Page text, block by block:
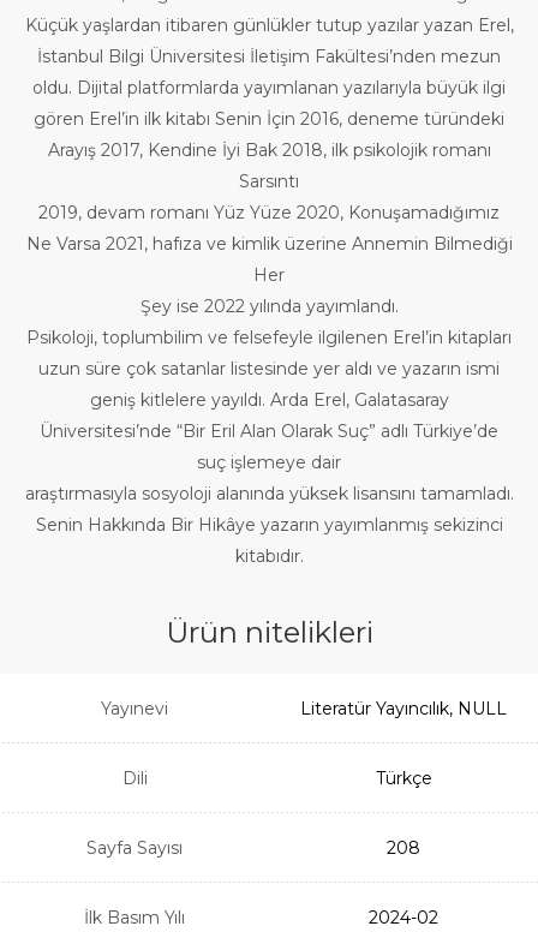
Küçük yaşlardan itibaren günlükler tutup yazılar yazan Erel,
İstanbul Bilgi Üniversitesi İletişim Fakültesi’nden mezun
oldu. Dijital platformlarda yayımlanan yazılarıyla büyük ilgi
gören Erel’in ilk kitabı Senin İçin 2016, deneme türündeki
Arayış 2017, Kendine İyi Bak 2018, ilk psikolojik romanı
Sarsıntı
2019, devam romanı Yüz Yüze 2020, Konuşamadığımız
Ne Varsa 2021, hafıza ve kimlik üzerine Annemin Bilmediği
Her
Şey ise 2022 yılında yayımlandı.
Psikoloji, toplumbilim ve felsefeyle ilgilenen Erel’in kitapları
uzun süre çok satanlar listesinde yer aldı ve yazarın ismi
geniş kitlelere yayıldı. Arda Erel, Galatasaray
Üniversitesi’nde “Bir Eril Alan Olarak Suç” adlı Türkiye’de
suç işlemeye dair
araştırmasıyla sosyoloji alanında yüksek lisansını tamamladı.
Senin Hakkında Bir Hikâye yazarın yayımlanmış sekizinci
kitabıdır.
Ürün nitelikleri
Yayınevi Literatür Yayıncılık, NULL
Dili Türkçe
Sayfa Sayısı 208
İlk Basım Yılı 2024-02